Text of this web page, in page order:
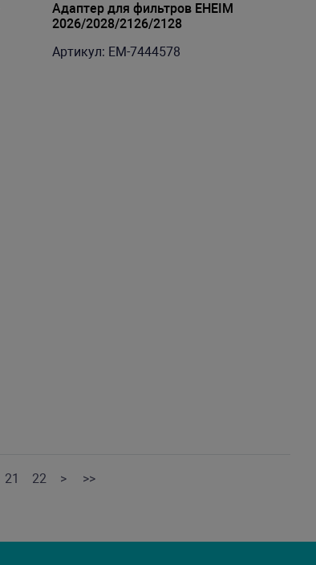
Адаптер для фильтров EHEIM
2026/2028/2126/2128
Артикул: EM-7444578
21 22 > >>